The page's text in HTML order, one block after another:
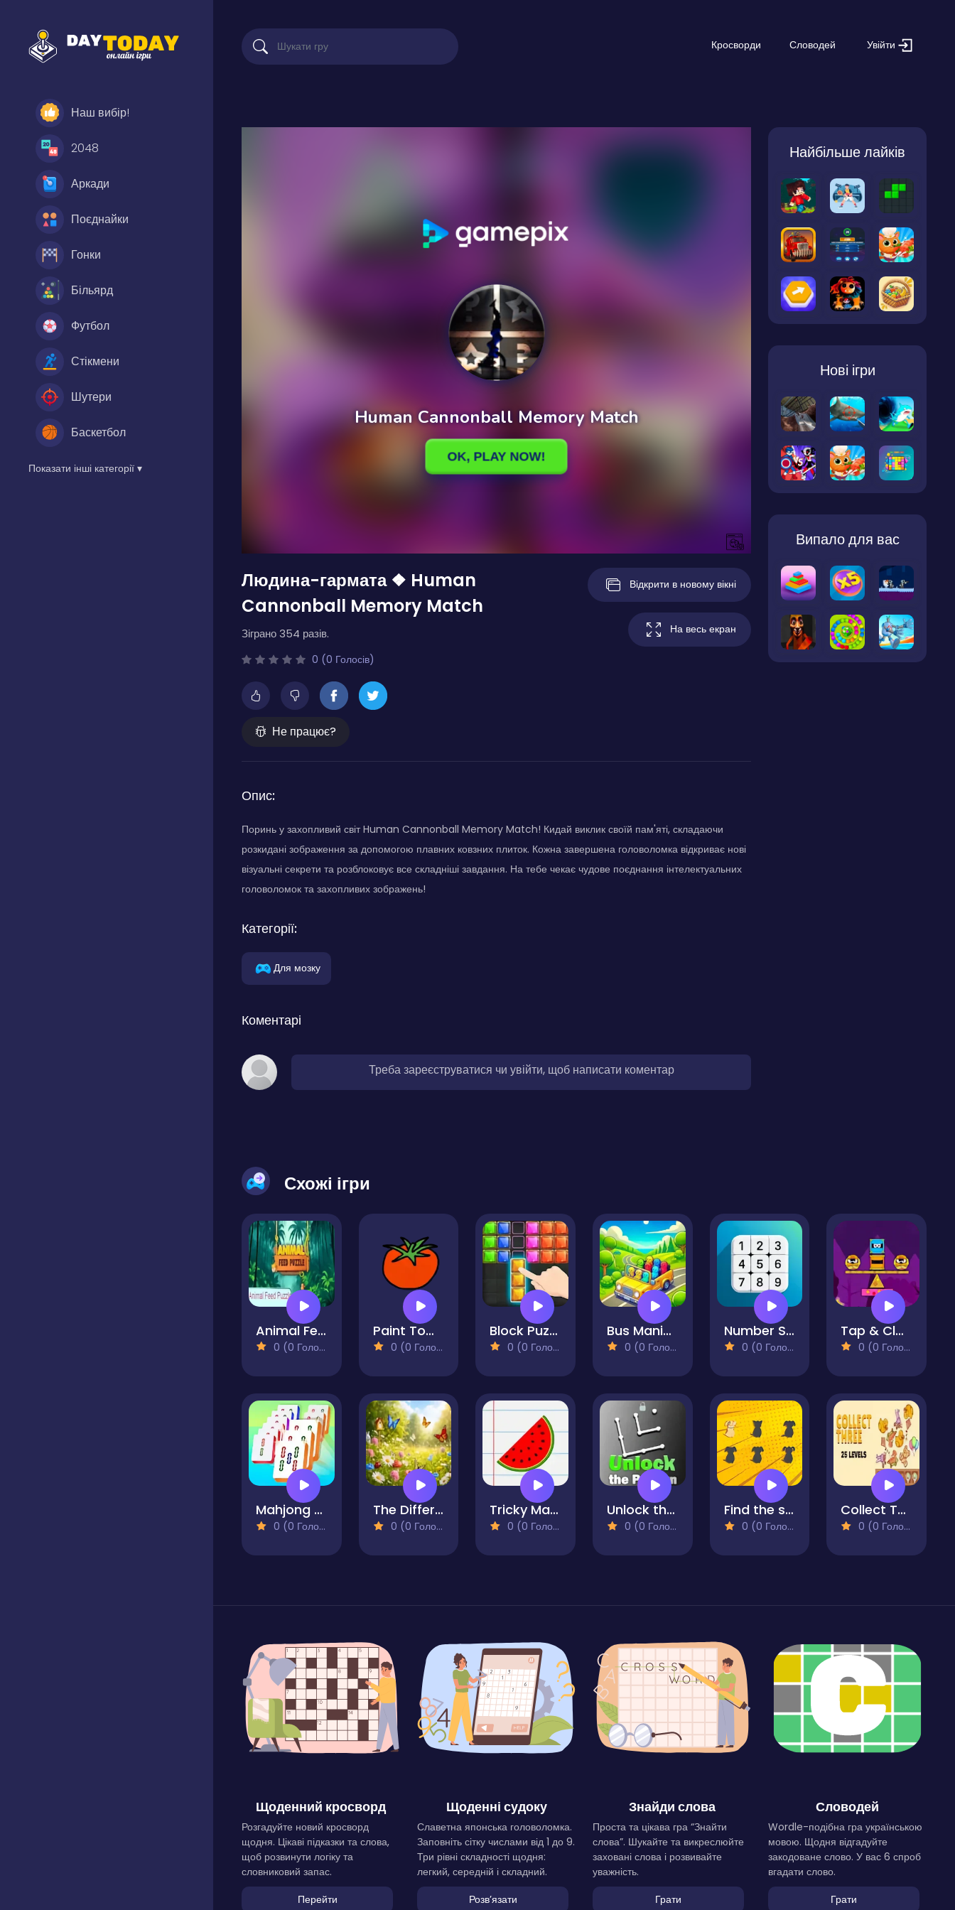
Наш вибір!
2048
Аркади
Поєднайки
Гонки
Більярд
Футбол
Стікмени
Шутери
Баскетбол
Показати інші категорії ▾
Кросворди Словодей Увійти
Людина-гармата ❖ Human
Cannonball Memory Match
Зіграно 354 разів.
0 (0 Голосів)
Не працює?
Відкрити в новому вікні
На весь екран
Опис:
Поринь у захопливий світ Human Cannonball Memory Match! Кидай виклик своїй пам'яті, складаючи
розкидані зображення за допомогою плавних ковзних плиток. Кожна завершена головоломка відкриває нові
візуальні секрети та розблоковує все складніші завдання. На тебе чекає чудове поєднання інтелектуальних
головоломок та захопливих зображень!
Категорії:
Для мозку
Коментарі
Треба зареєструватися чи увійти, щоб написати коментар
Найбільше лайків
Нові ігри
Випало для вас
Схожі ігри
Animal Feed Puzzle
0 (0 Голосів)
Paint Tomato
0 (0 Голосів)
Block Puzzle Guardian
0 (0 Голосів)
Bus Mania - Car Parking Jam
0 (0 Голосів)
Number Sums
0 (0 Голосів)
Tap & Clapp
0 (0 Голосів)
Mahjong Sort Puzzle
0 (0 Голосів)
The Difference
0 (0 Голосів)
Tricky Math Quest
0 (0 Голосів)
Unlock the Pattern
0 (0 Голосів)
Find the shadow
0 (0 Голосів)
Collect Three
0 (0 Голосів)
Щоденний кросворд
Розгадуйте новий кросворд
щодня. Цікаві підказки та слова,
щоб розвинути логіку та
словниковий запас.
Перейти
Щоденні судоку
Славетна японська головоломка.
Заповніть сітку числами від 1 до 9.
Три рівні складності щодня:
легкий, середній і складний.
Розвʼязати
Знайди слова
Проста та цікава гра “Знайти
слова”. Шукайте та викреслюйте
заховані слова і розвивайте
уважність.
Грати
Словодей
Wordle-подібна гра українською
мовою. Щодня відгадуйте
закодоване слово. У вас 6 спроб
вгадати слово.
Грати